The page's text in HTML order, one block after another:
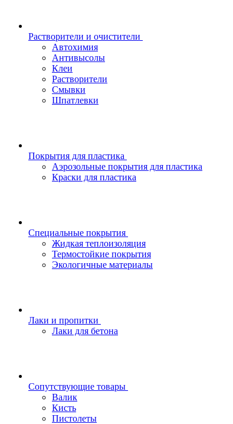
Растворители и очистители
Автохимия
Антивысолы
Клеи
Растворители
Смывки
Шпатлевки
Покрытия для пластика
Аэрозольные покрытия для пластика
Краски для пластика
Специальные покрытия
Жидкая теплоизоляция
Термостойкие покрытия
Экологичные материалы
Лаки и пропитки
Лаки для бетона
Сопутствующие товары
Валик
Кисть
Пистолеты